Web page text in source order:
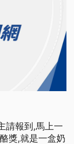
請報到,馬上一
獎,就是一盒奶